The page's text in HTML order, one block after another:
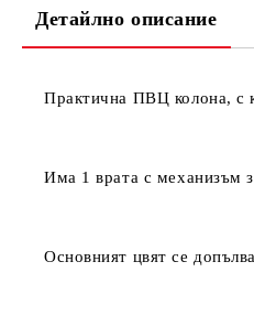
Детайлно описание
Практична ПВЦ колона, с
Има 1 врата с механизъм
Основният цвят се